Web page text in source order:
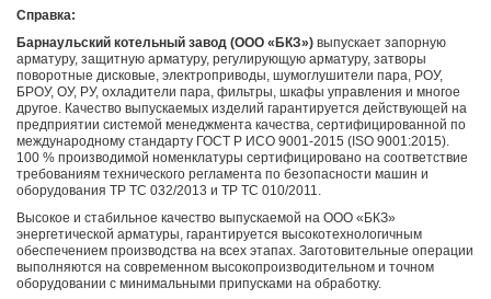
Справка:
Барнаульский котельный завод (ООО «БКЗ») выпускает запорную
арматуру, защитную арматуру, регулирующую арматуру, затворы
поворотные дисковые, электроприводы, шумоглушители пара, РОУ,
БРОУ, ОУ, РУ, охладители пара, фильтры, шкафы управления и многое
другое. Качество выпускаемых изделий гарантируется действующей на
предприятии системой менеджмента качества, сертифицированной по
международному стандарту ГОСТ Р ИСО 9001-2015 (ISO 9001:2015).
100 % производимой номенклатуры сертифицировано на соответствие
требованиям технического регламента по безопасности машин и
оборудования ТР ТС 032/2013 и ТР ТС 010/2011.
Высокое и стабильное качество выпускаемой на ООО «БКЗ»
энергетической арматуры, гарантируется высокотехнологичным
обеспечением производства на всех этапах. Заготовительные операции
выполняются на современном высокопроизводительном и точном
оборудовании с минимальными припусками на обработку.